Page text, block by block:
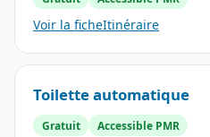
Voir la ficheItinéraire
Toilette automatique
Gratuit Accessible PMR